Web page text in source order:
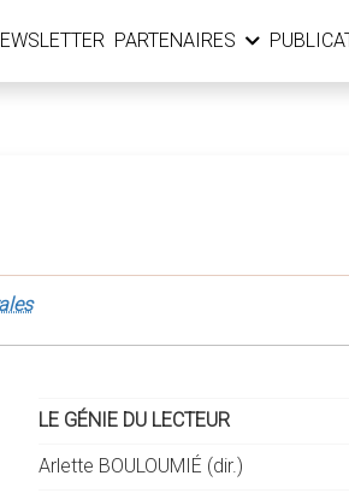
PARTENAIRES
LE GÉNIE DU LECTEUR
Arlette BOULOUMIÉ (dir.)